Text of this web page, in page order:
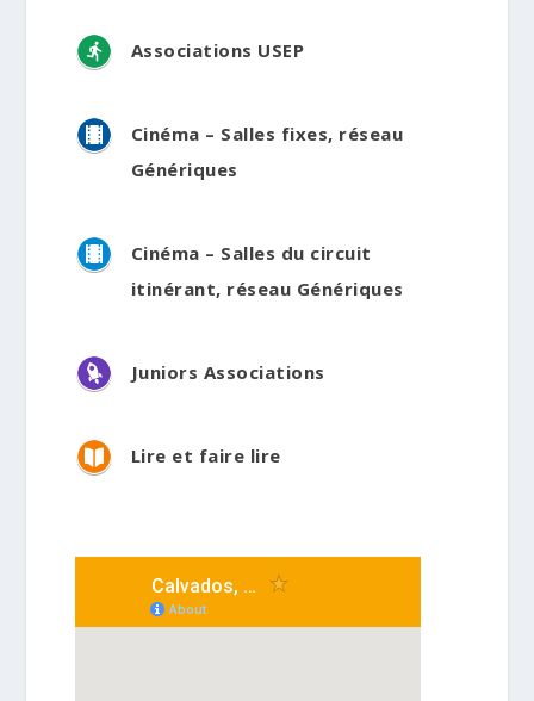
Associations USEP
Cinéma – Salles fixes, réseau
Génériques
Cinéma – Salles du circuit
itinérant, réseau Génériques
Juniors Associations
Lire et faire lire